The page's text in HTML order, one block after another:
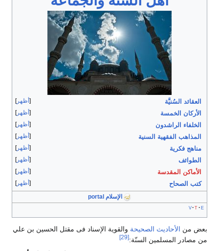
أظهر العقائد السُنيَّة
أظهر الأركان الخمسة
أظهر الخلفاء الراشدون
أظهر المذاهب الفقهية السنية
أظهر مناهج فكرية
أظهر الطوائف
أظهر الأماكن المقدسة
أظهر كتب الصحاح
الإسلام portal
v t e
بعض من الأحاديث الصحیحة والقوية الإسناد فی مقتل الحسین بن علي
من مصادر المسلمین السنّة:[29]